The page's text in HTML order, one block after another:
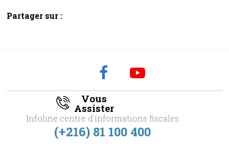
Partager sur :
Vous
Assister
Infoline centre d'informations fiscales
(+216) 81 100 400